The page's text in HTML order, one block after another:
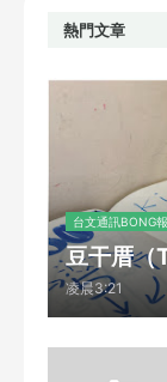
熱門文章
台文通訊BONG
豆干厝
凌晨3:21